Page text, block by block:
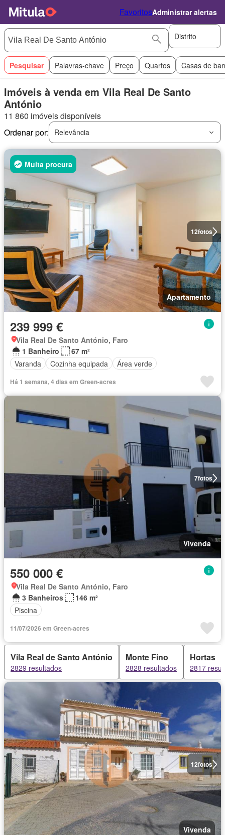
FavoritosAdministrar alertas
Distrito
Pesquisar Palavras-chave Preço Quartos Casas de
Imóveis à venda em Vila Real De Santo
António
11 860 imóveis disponíveis
Ordenar por:
Relevância
12fotos
Muita procura
Apartamento
239 999 €
Vila Real De Santo António, Faro
1 Banheiro
67 m²
Varanda
Cozinha equipada Área verde
Há 1 semana, 4 dias em Green-acres
7fotos
Vivenda
550 000 €
Vila Real De Santo António, Faro
3 Banheiros
146 m²
Piscina
11/07/2026 em Green-acres
Vila Real de Santo António
2829 resultados
Monte Fino
2828 resultados
Hortas
2817
12fotos
Vivenda